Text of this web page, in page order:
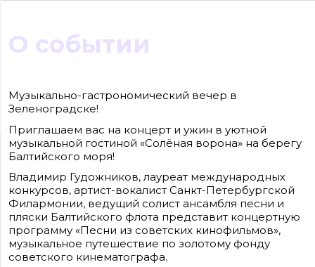
О событии
Музыкально-гастрономический вечер в
Зеленоградске!
Приглашаем вас на концерт и ужин в уютной
музыкальной гостиной «Солёная ворона» на берегу
Балтийского моря!
Владимир Гудожников, лауреат международных
конкурсов, артист-вокалист Санкт-Петербургской
Филармонии, ведущий солист ансамбля песни и
пляски Балтийского флота представит концертную
программу «Песни из советских кинофильмов»,
музыкальное путешествие по золотому фонду
советского кинематографа.
Сайт входит в медиагруппу «Западная пресса» ОГРН 1063906014743, ИНН
3906148636, КПП 390601001
Контакты редакции: +7(4012) 310-124, news@klops.ru. Реклама: +7 (931) 107 50
reklama@klops.ru. Афиша: +7(967) 351 20 51, reklama@klops.ru
Адрес редакции и учредителя: г. Калининград, ул. Рокоссовского, 16/18, пом. I,
оф. 2
Сетевое издание "Klops.ru", регистрационный номер и дата принятия
решения о регистрации: ЭЛ № ФС 77 - 78739 от 20 июля 2020 года,
зарегистрировано Федеральной службой по надзору в сфере связи,
информационных технологий и массовых коммуникаций (Роскомнадзор).
Учредитель: ООО "Русская медиагруппа "Западная Пресса". Главный
редактор: Фомченкова Кристина Владимировна